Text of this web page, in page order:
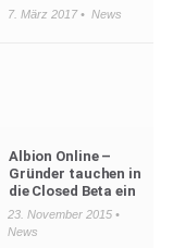
7. März 2017 • News
Albion Online –
Gründer tauchen in
die Closed Beta ein
23. November 2015 •
News